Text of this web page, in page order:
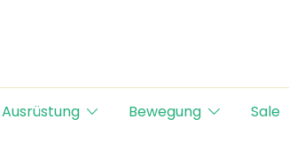
Bewegung Sale